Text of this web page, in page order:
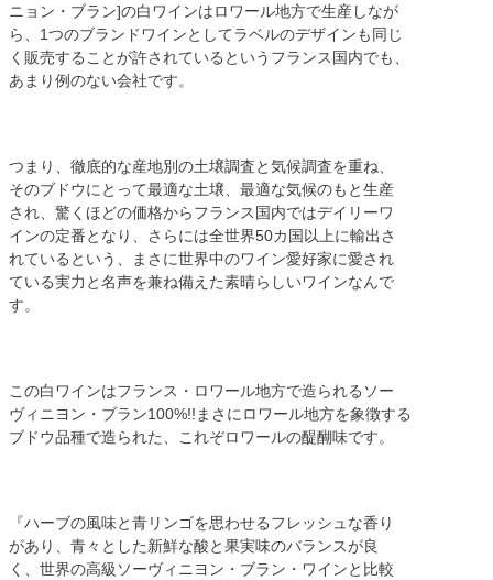
ニョン・ブラン]の白ワインはロワール地方で生産しなが
ら、1つのブランドワインとしてラベルのデザインも同じ
く販売することが許されているというフランス国内でも、
あまり例のない会社です。
つまり、徹底的な産地別の土壌調査と気候調査を重ね、
そのブドウにとって最適な土壌、最適な気候のもと生産
され、驚くほどの価格からフランス国内ではデイリーワ
インの定番となり、さらには全世界50カ国以上に輸出さ
れているという、まさに世界中のワイン愛好家に愛され
ている実力と名声を兼ね備えた素晴らしいワインなんで
す。
この白ワインはフランス・ロワール地方で造られるソー
ヴィニヨン・ブラン100%!!まさにロワール地方を象徴する
ブドウ品種で造られた、これぞロワールの醍醐味です。
『ハーブの風味と青リンゴを思わせるフレッシュな香り
があり、青々とした新鮮な酸と果実味のバランスが良
く、世界の高級ソーヴィニヨン・ブラン・ワインと比較